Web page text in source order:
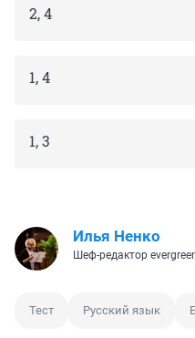
2, 4
1, 4
1, 3
Илья Ненко
Шеф-редактор
Тест Русский язык